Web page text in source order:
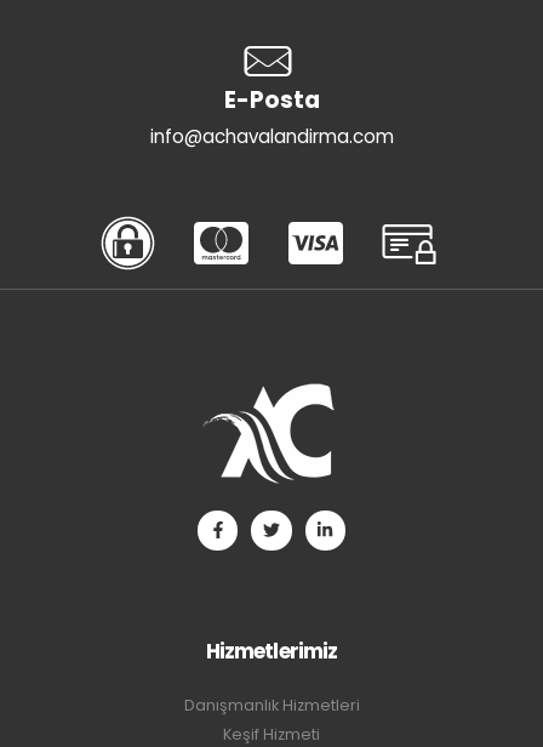
E-Posta
info@achavalandirma.com
Hizmetlerimiz
Danışmanlık Hizmetleri
Keşif Hizmeti